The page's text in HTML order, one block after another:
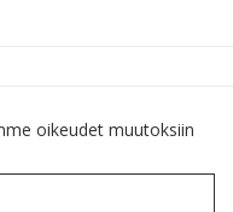
oikeudet muutoksiin